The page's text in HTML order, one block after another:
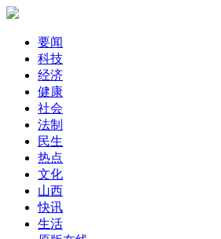
要闻
科技
经济
健康
社会
法制
民生
热点
文化
山西
快讯
生活